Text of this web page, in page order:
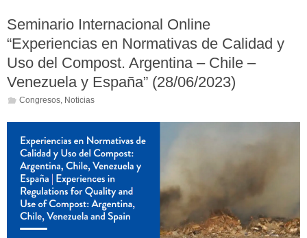
Seminario Internacional Online
“Experiencias en Normativas de Calidad y
Uso del Compost. Argentina – Chile –
Venezuela y España” (28/06/2023)
Congresos, Noticias